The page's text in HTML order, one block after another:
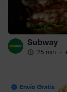
Subway
25 min ·
Envío Gratis